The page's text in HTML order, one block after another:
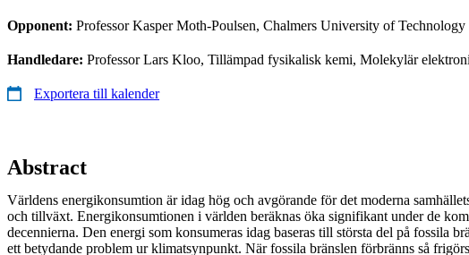
Opponent: Professor Kasper Moth-Poulsen, Chalmers University of Technology
Handledare: Professor Lars Kloo, Tillämpad fysikalisk kemi, Molekylär
Exportera till kalender
Abstract
Världens energikonsumtion är idag hög och avgörande för det moderna
och tillväxt. Energikonsumtionen i världen beräknas öka signifikant under de
decennierna. Den energi som konsumeras idag baseras till största del på fossila
ett betydande problem ur klimatsynpunkt. När fossila bränslen förbränns så